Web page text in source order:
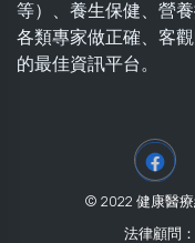
等）、養生保健、營
各類專家做正確、客
的最佳資訊平台。
© 2022 健康醫
法律顧問